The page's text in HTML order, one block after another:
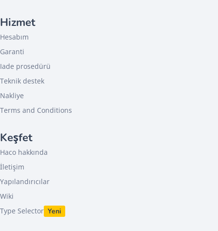
Hizmet
Hesabım
Garanti
Iade prosedürü
Teknik destek
Nakliye
Terms and Conditions
Keşfet
Haco hakkında
İletişim
Yapılandırıcılar
Wiki
Type Selector Yeni